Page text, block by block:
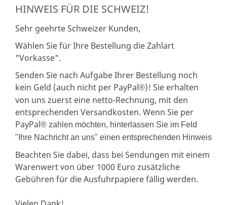
HINWEIS FÜR DIE SCHWEIZ!
Sehr geehrte Schweizer Kunden,
Wählen Sie für Ihre Bestellung die Zahlart
"Vorkasse".
Senden Sie nach Aufgabe Ihrer Bestellung noch
kein Geld (auch nicht per PayPal®)! Sie erhalten
von uns zuerst eine netto-Rechnung, mit den
entsprechenden Versandkosten. Wenn Sie per
PayPal® zahlen möchten, hinterlassen Sie im Feld
"Ihre Nachricht an uns" einen entsprechenden Hinweis
Beachten Sie dabei, dass bei Sendungen mit einem
Warenwert von über 1000 Euro zusätzliche
Gebühren für die Ausfuhrpapiere fällig werden.